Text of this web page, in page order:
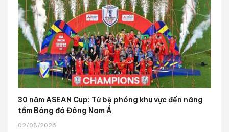
30 năm ASEAN Cup: Từ bệ phóng khu vực đến nâng
tầm Bóng đá Đông Nam Á
02/08/2026